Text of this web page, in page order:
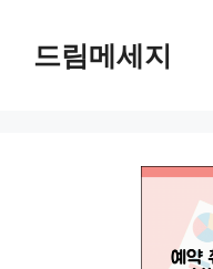
드림메세지